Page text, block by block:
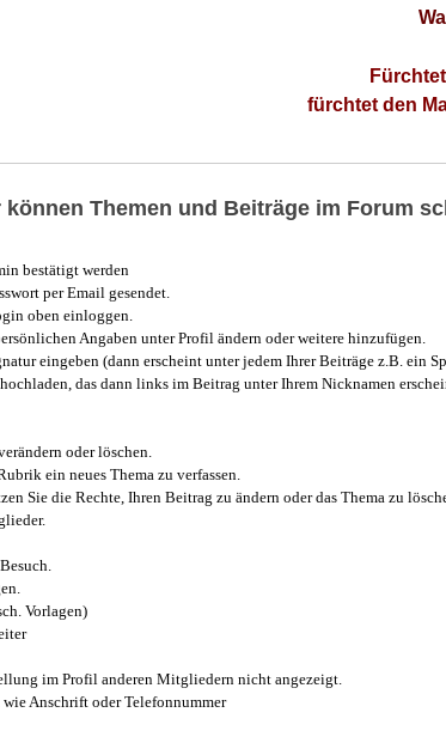
fürchtet den
Themen und Beiträge im Forum
bestätigt werden
per Email gesendet.
oben einloggen.
Angaben unter Profil ändern oder weitere hinzufügen.
eingeben (dann erscheint unter jedem Ihrer Beiträge z.B. ein
das dann links im Beitrag unter Ihrem Nicknamen
oder löschen.
ein neues Thema zu verfassen.
Sie die Rechte, Ihren Beitrag zu ändern oder das Thema zu
Vorlagen)
im Profil anderen Mitgliedern nicht angezeigt.
Anschrift oder Telefonnummer